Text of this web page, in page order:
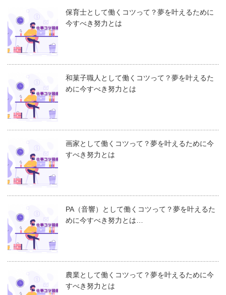
保育士として働くコツって？夢を叶えるために
今すべき努力とは
和菓子職人として働くコツって？夢を叶えるた
めに今すべき努力とは
画家として働くコツって？夢を叶えるために今
すべき努力とは
PA（音響）として働くコツって？夢を叶えるた
めに今すべき努力とは…
農業として働くコツって？夢を叶えるために今
すべき努力とは